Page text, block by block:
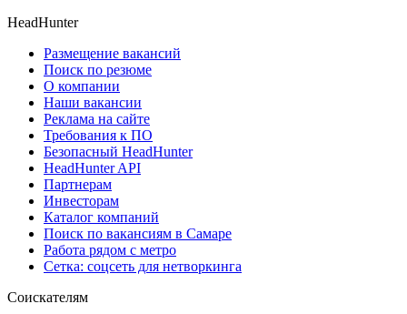
HeadHunter
Размещение вакансий
Поиск по резюме
О компании
Наши вакансии
Реклама на сайте
Требования к ПО
Безопасный HeadHunter
HeadHunter API
Партнерам
Инвесторам
Каталог компаний
Поиск по вакансиям в Самаре
Работа рядом с метро
Сетка: соцсеть для нетворкинга
Соискателям